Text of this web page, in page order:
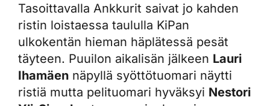
Tasoittavalla Ankkurit saivat jo kahden
ristin loistaessa taululla KiPan
ulkokentän hieman häplätessä pesät
täyteen. Puuilon aikalisän jälkeen Lauri
Ihamäen näpyllä syöttötuomari näytti
ristiä mutta pelituomari hyväksyi Nestori